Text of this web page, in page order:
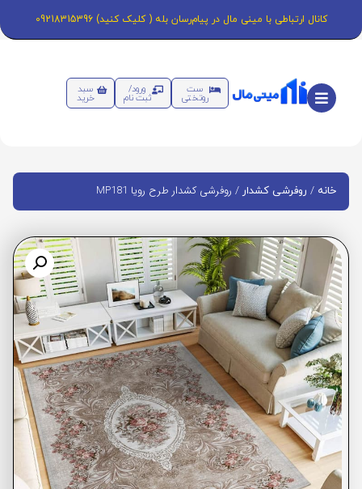
کانال ارتباطی با مینی مال در پیام‌رسان بله ( کلیک کنید) 09218315396
ست
روتختی
ورود/
ثبت نام
سبد
خرید
خانه / روفرشی کشدار / روفرشی کشدار طرح رویا MP181